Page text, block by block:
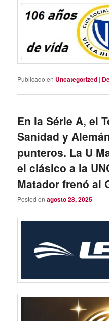
Publicado en Uncategorized |
En la Série A, el
Sanidad y
punteros. La U
el clásico a la
Matador frenó al
Posted onagosto 28, 2025